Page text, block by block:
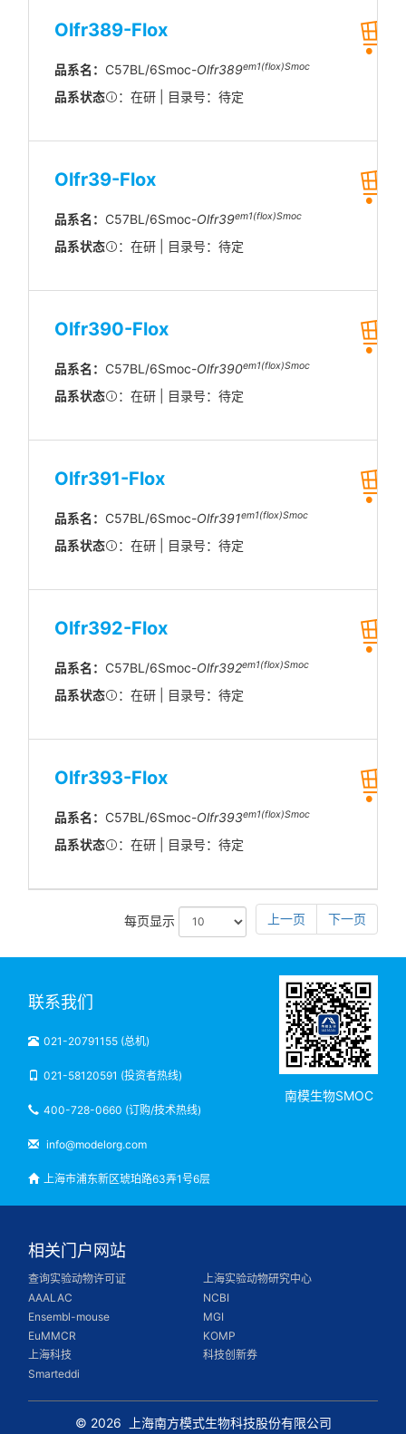
Olfr389-Flox
品系名： C57BL/6Smoc-Olfr389em1(flox)Smoc
品系状态 ：在研 | 目录号：待定
Olfr39-Flox
品系名： C57BL/6Smoc-Olfr39em1(flox)Smoc
品系状态 ：在研 | 目录号：待定
Olfr390-Flox
品系名： C57BL/6Smoc-Olfr390em1(flox)Smoc
品系状态 ：在研 | 目录号：待定
Olfr391-Flox
品系名： C57BL/6Smoc-Olfr391em1(flox)Smoc
品系状态 ：在研 | 目录号：待定
Olfr392-Flox
品系名： C57BL/6Smoc-Olfr392em1(flox)Smoc
品系状态 ：在研 | 目录号：待定
Olfr393-Flox
品系名： C57BL/6Smoc-Olfr393em1(flox)Smoc
品系状态 ：在研 | 目录号：待定
每页显示 上一页 下一页
联系我们
021-20791155 (总机)
021-58120591 (投资者热线)
400-728-0660 (订购/技术热线)
info@modelorg.com
上海市浦东新区琥珀路63弄1号6层
南模生物SMOC
相关门户网站
查询实验动物许可证
上海实验动物研究中心
AAALAC
NCBI
Ensembl-mouse
MGI
EuMMCR
KOMP
上海科技
科技创新券
Smarteddi
© 2026 上海南方模式生物科技股份有限公司